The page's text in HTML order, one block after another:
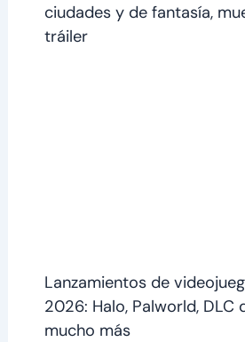
ciudades y de fantasía,
tráiler
Lanzamientos de
2026: Halo, Palworld, DLC
mucho más